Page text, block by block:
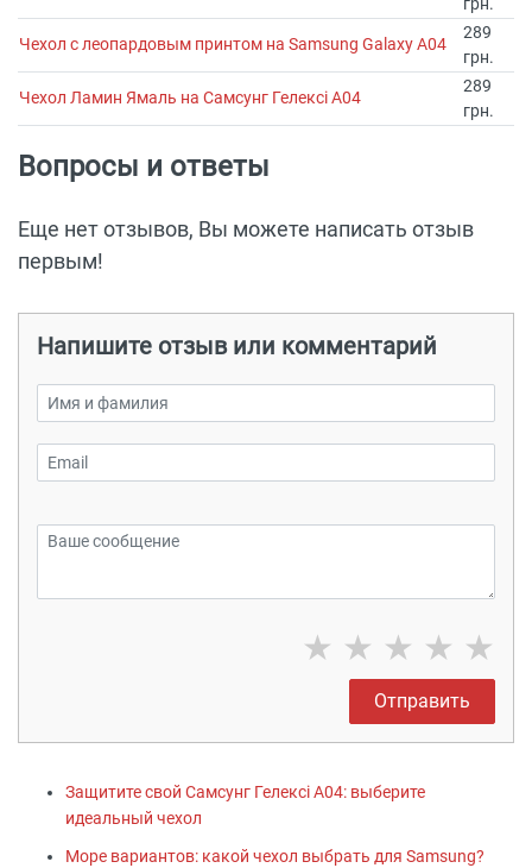
Чехол с леопардовым принтом на Samsung Galaxy A04
289
грн.
Чехол Ламин Ямаль на Самсунг Гелексі А04
289
грн.
Вопросы и ответы
Еще нет отзывов, Вы можете написать отзыв
первым!
Напишите отзыв или комментарий
★ ★ ★ ★ ★
Отправить
Защитите свой Самсунг Гелексі А04: выберите
идеальный чехол
Море вариантов: какой чехол выбрать для Samsung?